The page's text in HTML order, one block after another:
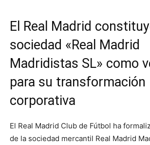
El Real Madrid
sociedad «Real Madrid
Madridistas SL» como
para su transformación
corporativa
El Real Madrid Club de Fútbol ha
de la sociedad mercantil Real Madrid